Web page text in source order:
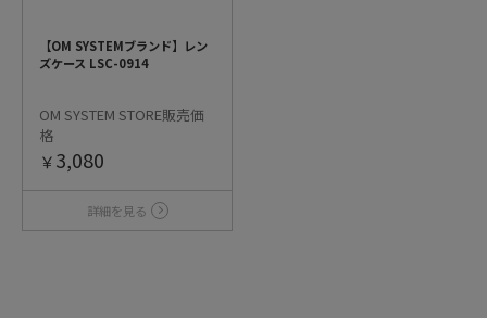
【OM SYSTEMブランド】レン
ズケース LSC-0914
OM SYSTEM STORE販売価
格
￥3,080
詳細を見る